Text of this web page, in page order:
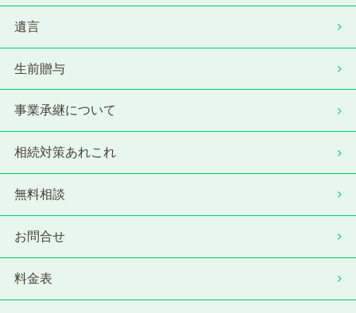
遺言
生前贈与
事業承継について
相続対策あれこれ
無料相談
お問合せ
料金表